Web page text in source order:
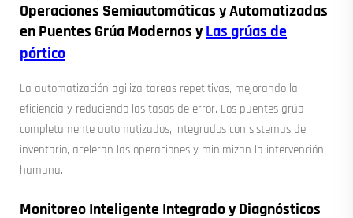
Operaciones Semiautomáticas y Automatizadas
en Puentes Grúa Modernos yLas grúas de
pórtico
La automatización agiliza tareas repetitivas, mejorando la
eficiencia y reduciendo las tasas de error. Los puentes grúa
completamente automatizados, integrados con sistemas de
inventario, aceleran las operaciones y minimizan la intervención
humana.
Monitoreo Inteligente Integrado y Diagnósticos